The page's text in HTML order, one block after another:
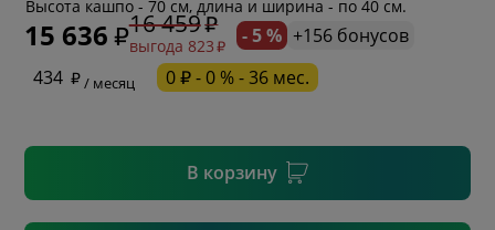
Высота кашпо - 70 см, длина и ширина - по 40 см.
15 636 16 459
выгода 823 - 5 % +156 бонусов
434
/ месяц 0 ₽ - 0 % - 36 мес.
В корзину
* необязательное поле